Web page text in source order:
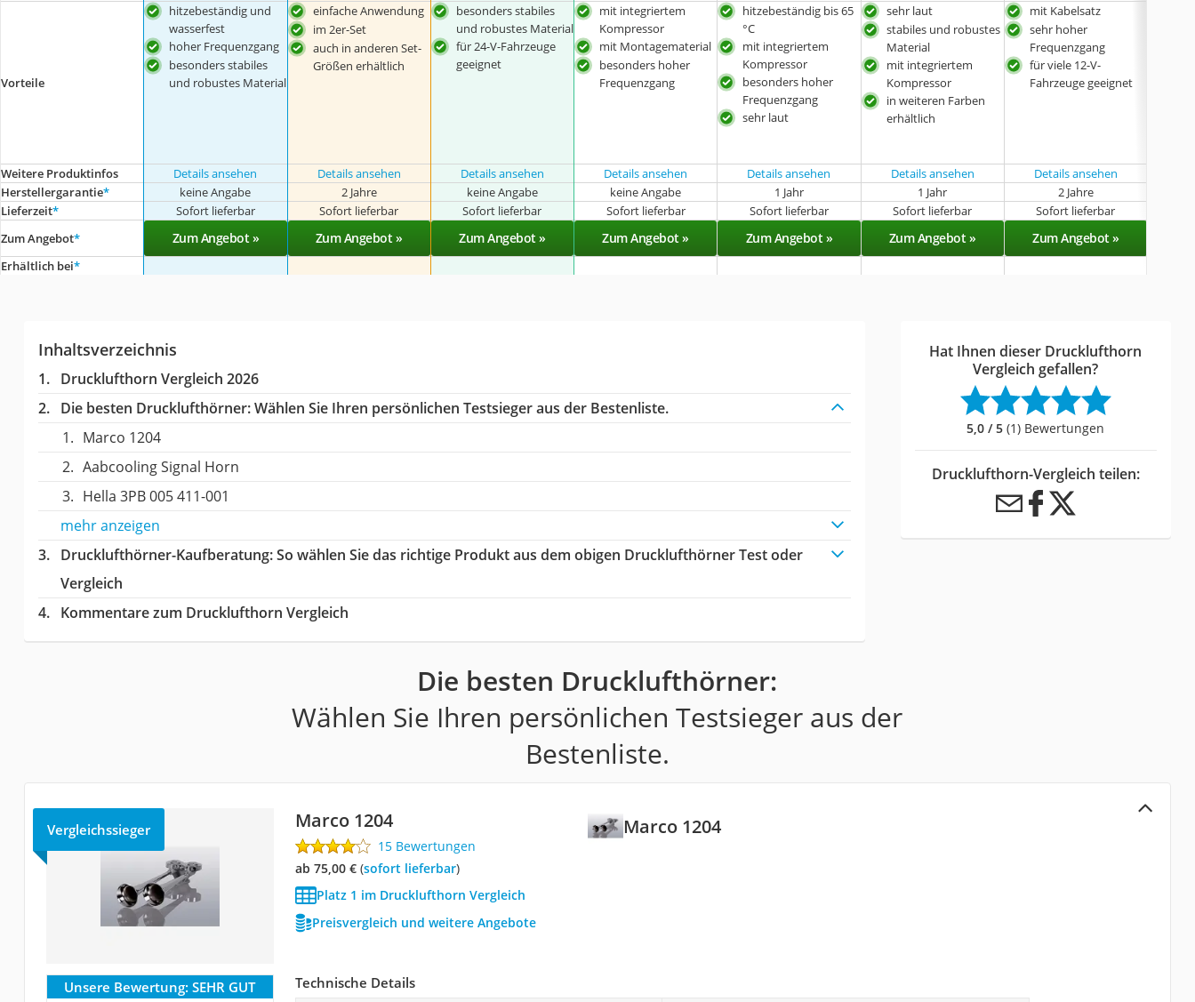
Vorteile
hitzebeständig und
wasserfest
hoher Frequenzgang
besonders stabiles
und robustes Material
einfache Anwendung
im 2er-Set
auch in anderen Set-
Größen erhältlich
besonders stabiles
und robustes Material
für 24-V-Fahrzeuge
geeignet
mit integriertem
Kompressor
mit Montagematerial
besonders hoher
Frequenzgang
hitzebeständig bis 65
°C
mit integriertem
Kompressor
besonders hoher
Frequenzgang
sehr laut
sehr laut
stabiles und robustes
Material
mit integriertem
Kompressor
in weiteren Farben
erhältlich
mit Kabelsatz
sehr hoher
Frequenzgang
für viele 12-V-
Fahrzeuge geeignet
Weitere Produktinfos
Details ansehen Details ansehen Details ansehen Details ansehen Details ansehen Details ansehen Details ansehen
Herstellergarantie* keine Angabe 2 Jahre keine Angabe keine Angabe 1 Jahr 1 Jahr 2 Jahre
Lieferzeit* Sofort lieferbar Sofort lieferbar Sofort lieferbar Sofort lieferbar Sofort lieferbar Sofort lieferbar Sofort lieferbar
Zum Angebot* Zum Angebot » Zum Angebot » Zum Angebot » Zum Angebot » Zum Angebot » Zum Angebot » Zum Angebot »
Erhältlich bei*
Inhaltsverzeichnis
Drucklufthorn Vergleich 2026
Die besten Drucklufthörner:Wählen Sie Ihren persönlichen Testsieger aus der Bestenliste.
Marco 1204
Aabcooling Signal Horn
Hella 3PB 005 411-001
mehr anzeigen
Drucklufthörner-Kaufberatung: So wählen Sie das richtige Produkt aus dem obigen Drucklufthörner Test oder
Vergleich
Kommentare zum Drucklufthorn Vergleich
Hat Ihnen dieser Drucklufthorn
Vergleich gefallen?
5,0 / 5 (1) Bewertungen
Drucklufthorn-Vergleich teilen:
Die besten Drucklufthörner:
Wählen Sie Ihren persönlichen Testsieger aus der
Bestenliste.
Marco 1204
Vergleichssieger Marco 1204
15 Bewertungen
ab 75,00 €( Sofort lieferbar)
Platz 1 im Drucklufthorn Vergleich
Preisvergleich und weitere Angebote
Unsere Bewertung: SEHR GUT
Technische Details